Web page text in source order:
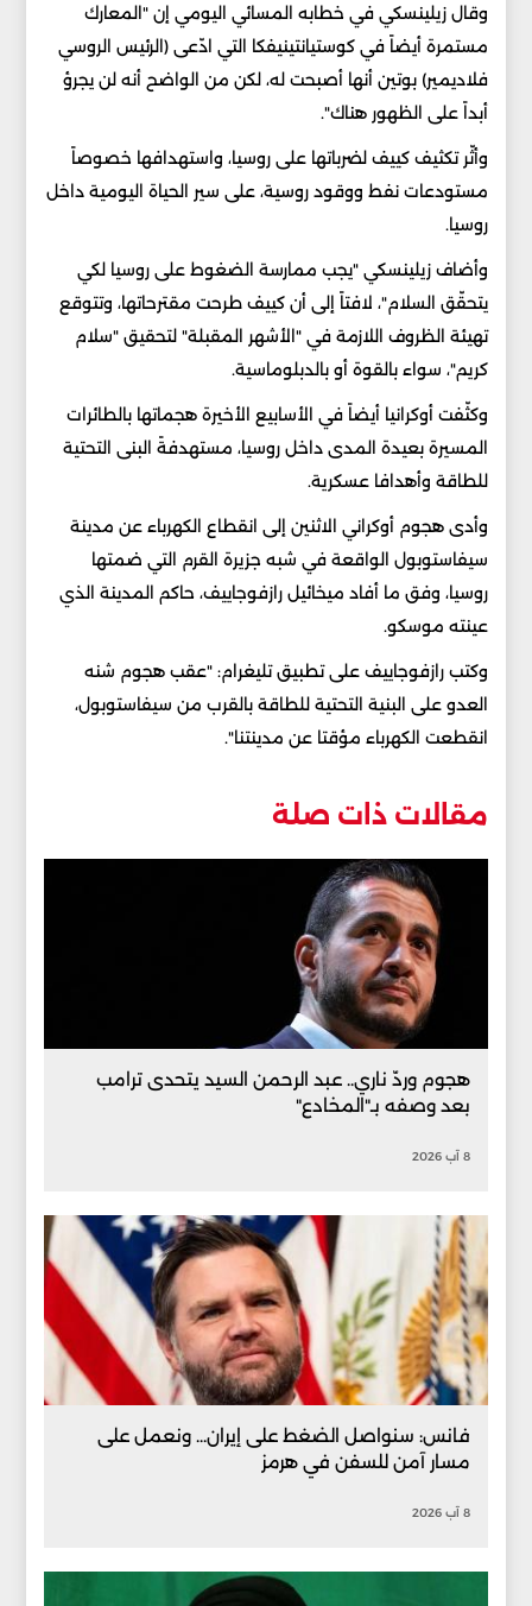
وقال زيلينسكي في خطابه المسائي اليومي إن "المعارك
مستمرة أيضاً في كوستيانتينيفكا التي ادّعى (الرئيس الروسي
فلاديمير) بوتين أنها أصبحت له، لكن من الواضح أنه لن يجرؤ
أبداً على الظهور هناك".
وأثّر تكثيف كييف لضرباتها على روسيا، واستهدافها خصوصاً
مستودعات نفط ووقود روسية، على سير الحياة اليومية داخل
روسيا.
وأضاف زيلينسكي "يجب ممارسة الضغوط على روسيا لكي
يتحقّق السلام"، لافتاً إلى أن كييف طرحت مقترحاتها، وتتوقع
تهيئة الظروف اللازمة في "الأشهر المقبلة" لتحقيق "سلام
كريم"، سواء بالقوة أو بالدبلوماسية.
وكثّفت أوكرانيا أيضاً في الأسابيع الأخيرة هجماتها بالطائرات
المسيرة بعيدة المدى داخل روسيا، مستهدفةً البنى التحتية
للطاقة وأهدافا عسكرية.
وأدى هجوم أوكراني الاثنين إلى انقطاع الكهرباء عن مدينة
سيفاستوبول الواقعة في شبه جزيرة القرم التي ضمتها
روسيا، وفق ما أفاد ميخائيل رازفوجاييف، حاكم المدينة الذي
عينته موسكو.
وكتب رازفوجاييف على تطبيق تليغرام: "عقب هجوم شنه
العدو على البنية التحتية للطاقة بالقرب من سيفاستوبول،
انقطعت الكهرباء مؤقتا عن مدينتنا".
مقالات ذات صلة
هجوم وردّ ناري.. عبد الرحمن السيد يتحدى ترامب
بعد وصفه بـ"المخادع"
8 آب 2026
فانس: سنواصل الضغط على إيران... ونعمل على
مسار آمن للسفن في هرمز
8 آب 2026